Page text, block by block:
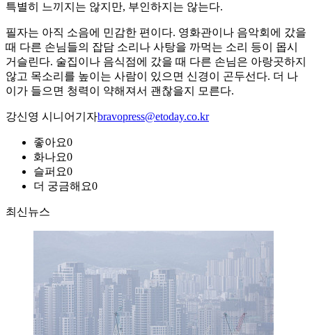
특별히 느끼지는 않지만, 부인하지는 않는다.
필자는 아직 소음에 민감한 편이다. 영화관이나 음악회에 갔을
때 다른 손님들의 잡담 소리나 사탕을 까먹는 소리 등이 몹시
거슬린다. 술집이나 음식점에 갔을 때 다른 손님은 아랑곳하지
않고 목소리를 높이는 사람이 있으면 신경이 곤두선다. 더 나
이가 들으면 청력이 약해져서 괜찮을지 모른다.
강신영 시니어기자bravopress@etoday.co.kr
좋아요0
화나요0
슬퍼요0
더 궁금해요0
최신뉴스